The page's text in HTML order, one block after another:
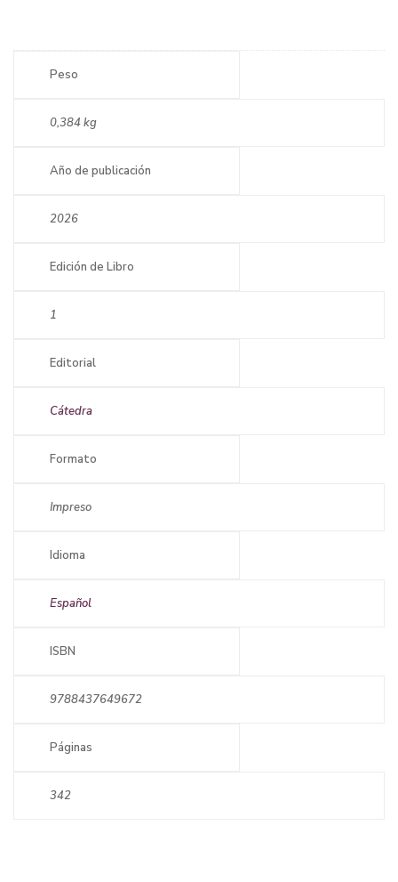
Peso
0,384 kg
Año de publicación
2026
Edición de Libro
1
Editorial
Cátedra
Formato
Impreso
Idioma
Español
ISBN
9788437649672
Páginas
342